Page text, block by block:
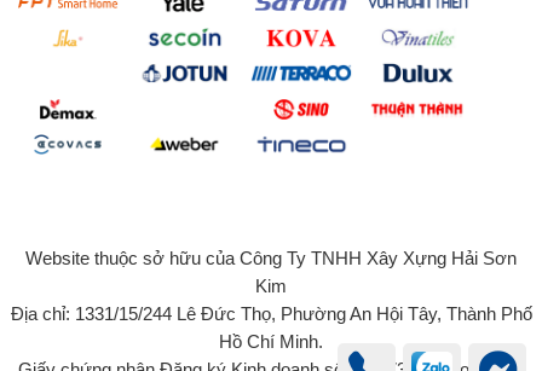
Website thuộc sở hữu của Công Ty TNHH Xây Xựng Hải Sơn
Kim
Địa chỉ: 1331/15/244 Lê Đức Thọ, Phường An Hội Tây, Thành Phố
Hồ Chí Minh.